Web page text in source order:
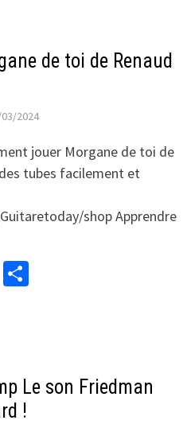
de toi de Renaud
2024
jouer Morgane de toi de
tubes facilement et
shop Apprendre
Partager
Le son Friedman
!